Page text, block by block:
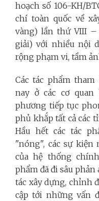
hoạch số 106-KH/
chí toàn quốc về
vàng) lần thứ VIII
giải) với nhiều nội
rộng phạm vi, tầm
Các tác phẩm
nay ở các cơ
phương tiếp tục
phủ khắp tất cả các
Hầu hết các tác
"nóng", các sự
của hệ thống
phẩm đã đi sâu phản
tác xây dựng, chỉnh
cập tới những vấn